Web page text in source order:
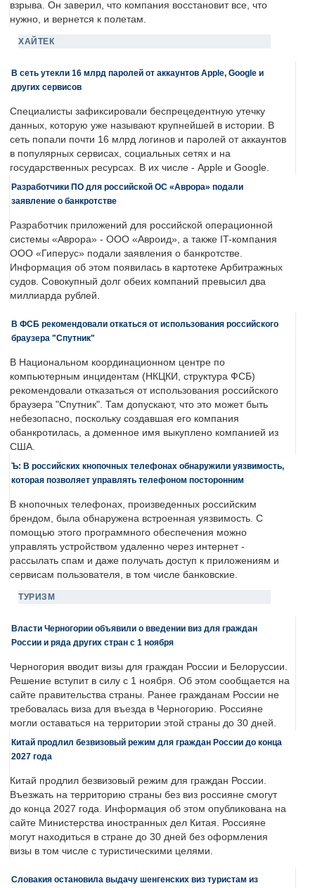
взрыва. Он заверил, что компания восстановит все, что
нужно, и вернется к полетам.
ХАЙТЕК
В сеть утекли 16 млрд паролей от аккаунтов Apple, Google и
других сервисов
Специалисты зафиксировали беспрецедентную утечку
данных, которую уже называют крупнейшей в истории. В
сеть попали почти 16 млрд логинов и паролей от аккаунтов
в популярных сервисах, социальных сетях и на
государственных ресурсах. В их числе - Apple и Google.
Разработчики ПО для российской ОС «Аврора» подали
заявление о банкротстве
Разработчик приложений для российской операционной
системы «Аврора» - ООО «Авроид», а также IT-компания
ООО «Гиперус» подали заявления о банкротстве.
Информация об этом появилась в картотеке Арбитражных
судов. Совокупный долг обеих компаний превысил два
миллиарда рублей.
В ФСБ рекомендовали откаться от использования российского
браузера "Спутник"
В Национальном координационном центре по
компьютерным инцидентам (НКЦКИ, структура ФСБ)
рекомендовали отказаться от использования российского
браузера "Спутник". Там допускают, что это может быть
небезопасно, поскольку создавшая его компания
обанкротилась, а доменное имя выкуплено компанией из
США.
Ъ: В российских кнопочных телефонах обнаружили уязвимость,
которая позволяет управлять телефоном посторонним
В кнопочных телефонах, произведенных российским
брендом, была обнаружена встроенная уязвимость. С
помощью этого программного обеспечения можно
управлять устройством удаленно через интернет -
рассылать спам и даже получать доступ к приложениям и
сервисам пользователя, в том числе банковские.
ТУРИЗМ
Власти Черногории объявили о введении виз для граждан
России и ряда других стран с 1 ноября
Черногория вводит визы для граждан России и Белоруссии.
Решение вступит в силу с 1 ноября. Об этом сообщается на
сайте правительства страны. Ранее гражданам России не
требовалась виза для въезда в Черногорию. Россияне
могли оставаться на территории этой страны до 30 дней.
Китай продлил безвизовый режим для граждан России до конца
2027 года
Китай продлил безвизовый режим для граждан России.
Въезжать на территорию страны без виз россияне смогут
до конца 2027 года. Информация об этом опубликована на
сайте Министерства иностранных дел Китая. Россияне
могут находиться в стране до 30 дней без оформления
визы в том числе с туристическими целями.
Словакия остановила выдачу шенгенских виз туристам из